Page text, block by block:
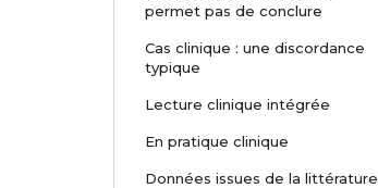
permet pas de conclure
Cas clinique : une discordance
typique
Lecture clinique intégrée
En pratique clinique
Données issues de la littérature